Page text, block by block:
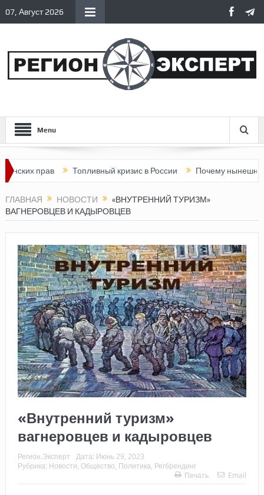
07, Август 2026
Menu
прав Топливный кризис в России Почему нынешняя
ГЛАВНАЯ НОВОСТИ
«ВНУТРЕННИЙ ТУРИЗМ»
ВАГНЕРОВЦЕВ И КАДЫРОВЦЕВ
«Внутренний туризм»
вагнеровцев и кадыровцев
Регион.Эксперт Дата: Июнь 29, 2023
Рубрика: Новости Общество Политика Регбрендинг
Печать
Email